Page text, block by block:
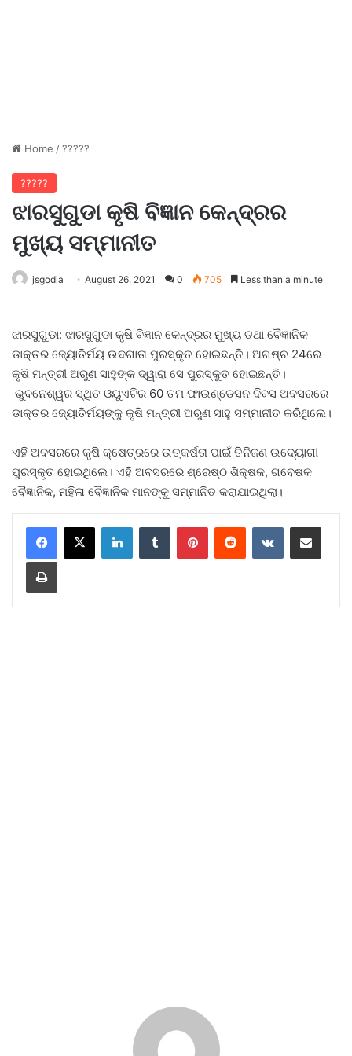
Home /?????
?????
ଝାରସୁଗୁଡା କୃଷି ବିଜ୍ଞାନ କେନ୍ଦ୍ରର
ମୁଖ୍ୟ ସମ୍ମାନୀତ
jsgodia August 26, 2021 0 705 Less than a minute
ଝାରସୁଗୁଡା: ଝାରସୁଗୁଡା କୃଷି ବିଜ୍ଞାନ କେନ୍ଦ୍ରର ମୁଖ୍ୟ ତଥା ବୈଜ୍ଞାନିକ
ଡାକ୍ତର ଜ୍ୟୋତିର୍ମୟ ଉଦଗାତା ପୁରସ୍କୃତ ହୋଇଛନ୍ତି। ଅଗଷ୍ଚ 24ରେ
କୃଷି ମନ୍ତ୍ରୀ ଅରୁଣ ସାହୁଙ୍କ ଦ୍ୱାରା ସେ ପୁରସ୍କୁତ ହୋଇଛନ୍ତି।
ଭୁବନେଶ୍ୱର ସ୍ଥିତ ଓୟୁଏଟିର 60 ତମ ଫାଉଣ୍ଡେସନ ଦିବସ ଅବସରରେ
ଡାକ୍ତର ଜ୍ୟୋତିର୍ମୟଙ୍କୁ କୃଷି ମନ୍ତ୍ରୀ ଅରୁଣ ସାହୁ ସମ୍ମାନୀତ କରିଥିଲେ।
ଏହି ଅବସରରେ କୃଷି କ୍ଷେତ୍ରରେ ଉତ୍କର୍ଷତା ପାଇଁ ତିନିଜଣ ଉଦ୍ୟୋଗୀ
ପୁରସ୍କୃତ ହୋଇଥିଲେ। ଏହି ଅବସରରେ ଶ୍ରେଷ୍ଠ ଶିକ୍ଷକ, ଗବେଷକ
ବୈଜ୍ଞାନିକ, ମହିଳା ବୈଜ୍ଞାନିକ ମାନଙ୍କୁ ସମ୍ମାନିତ କରାଯାଇଥିଲା।
LinkedInTumblr PinterestReddit VKontakteShare via Email
Print